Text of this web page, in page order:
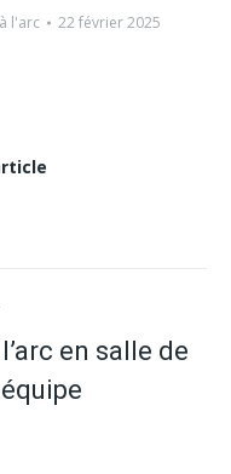
l'arc 22 février 2025
en salle de